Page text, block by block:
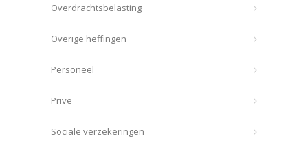
Overdrachtsbelasting
Overige heffingen
Personeel
Prive
Sociale verzekeringen